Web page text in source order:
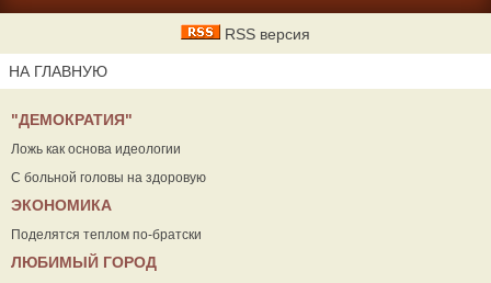
RSS версия
НА ГЛАВНУЮ
"ДЕМОКРАТИЯ"
Ложь как основа идеологии
С больной головы на здоровую
ЭКОНОМИКА
Поделятся теплом по-братски
ЛЮБИМЫЙ ГОРОД